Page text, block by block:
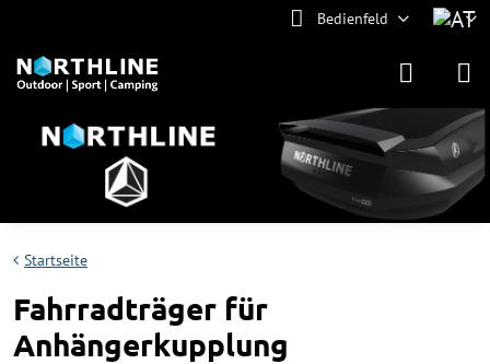
Bedienfeld
Startseite
Fahrradträger für
Anhängerkupplung